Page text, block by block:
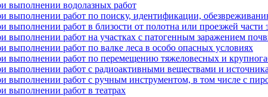
выполнении водолазных работ
выполнении работ по поиску, идентификации,
выполнении работ в близости от полотна или проезжей
выполнении работ на участках с патогенным заражением
выполнении работ по валке леса в особо опасных условиях
выполнении работ по перемещению тяжеловесных и
выполнении работ с радиоактивными веществами и
выполнении работ с ручным инструментом, в том числе с
выполнении работ в театрах